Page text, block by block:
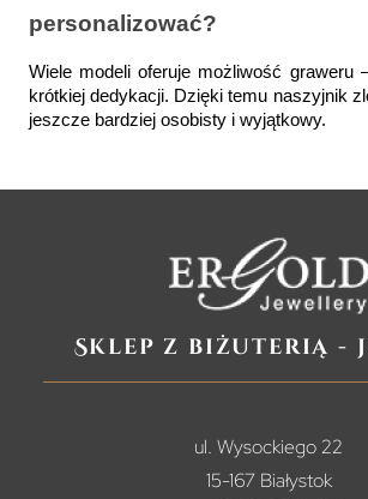
personalizować?
Wiele modeli oferuje możliwość graweru
krótkiej dedykacji. Dzięki temu naszyjnik
jeszcze bardziej osobisty i wyjątkowy.
Sklep z biżuterią -
ul. Wysockiego 22
15-167 Białystok